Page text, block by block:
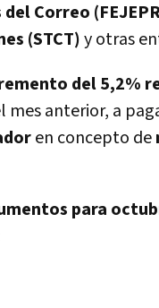
Correo
(STCT)y otras
del 5,2%
mes anterior, a
en concepto de
para